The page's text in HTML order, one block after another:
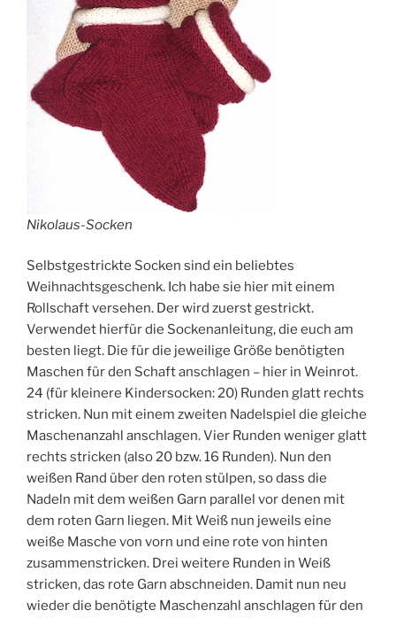
Nikolaus-Socken
Selbstgestrickte Socken sind ein beliebtes
Weihnachtsgeschenk. Ich habe sie hier mit einem
Rollschaft versehen. Der wird zuerst gestrickt.
Verwendet hierfür die Sockenanleitung, die euch am
besten liegt. Die für die jeweilige Größe benötigten
Maschen für den Schaft anschlagen – hier in Weinrot.
24 (für kleinere Kindersocken: 20) Runden glatt rechts
stricken. Nun mit einem zweiten Nadelspiel die gleiche
Maschenanzahl anschlagen. Vier Runden weniger glatt
rechts stricken (also 20 bzw. 16 Runden). Nun den
weißen Rand über den roten stülpen, so dass die
Nadeln mit dem weißen Garn parallel vor denen mit
dem roten Garn liegen. Mit Weiß nun jeweils eine
weiße Masche von vorn und eine rote von hinten
zusammenstricken. Drei weitere Runden in Weiß
stricken, das rote Garn abschneiden. Damit nun neu
wieder die benötigte Maschenzahl anschlagen für den